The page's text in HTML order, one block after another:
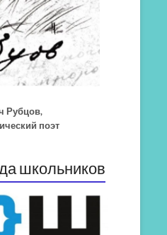
Рубцов,
поэт
школьников